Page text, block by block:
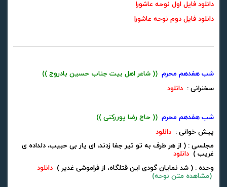
دانلود فایل اول نوحه عاشورا
دانلود فایل دوم نوحه عاشورا
شب هفدهم محرم (( شاعر اهل بیت جناب حسین بادروج ))
سخنرانی : دانلود
شب هفدهم محرم (( حاج رضا پوررکنی ))
پیش خوانی : دانلود
مجلسی : ( از هر طرف به تو تیر جفا زدند، ای یار بی حبیب، دلداده ی
غریب ) دانلود
وحده : ( شد نمایان گودی این قتلگاه، از فراموشی غدیر ) دانلود
(مشاهده متن نوحه)